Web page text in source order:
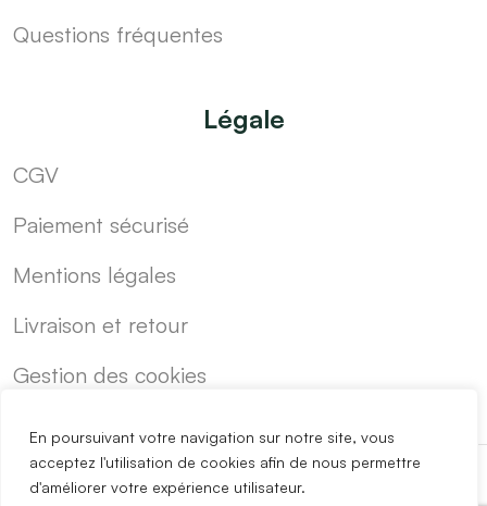
En poursuivant votre navigation sur notre site, vous
acceptez l'utilisation de cookies afin de nous permettre
d'améliorer votre expérience utilisateur.
Questions fréquentes
Légale
CGV
Paiement sécurisé
Mentions légales
Livraison et retour
Gestion des cookies